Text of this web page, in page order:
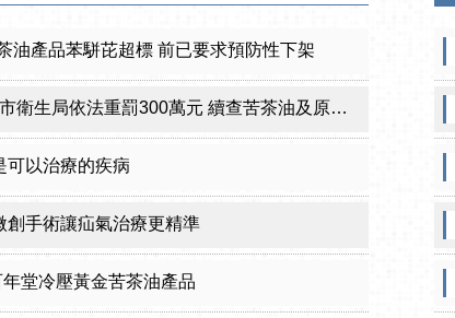
油產品苯駢芘超標 前已要求預防性下架
生局依法重罰300萬元 續查苦茶油及原料下游
可以治療的疾病
創手術讓疝氣治療更精準
堂冷壓黃金苦茶油產品